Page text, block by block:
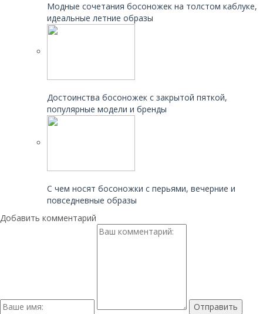
Модные сочетания босоножек на толстом каблуке,
идеальные летние образы
Достоинства босоножек с закрытой пяткой,
популярные модели и бренды
С чем носят босоножки с перьями, вечерние и
повседневные образы
Добавить комментарий